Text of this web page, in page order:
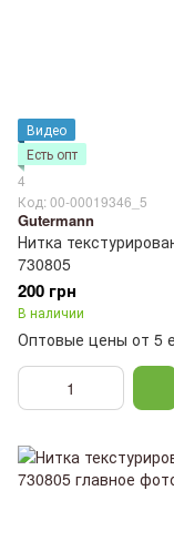
Видео
Есть опт
4
Код: 00-00019346_5
Gutermann
Нитка
730805
200 грн
В наличии
Оптовые цены от 5